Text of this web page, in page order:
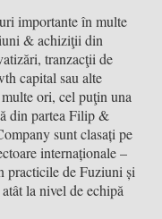
importante în multe
& achiziţii din
tranzacţii de
capital sau alte
ori, cel puţin una
din partea Filip &
sunt clasați pe
internaționale –
practicile de Fuziuni și
la nivel de echipă